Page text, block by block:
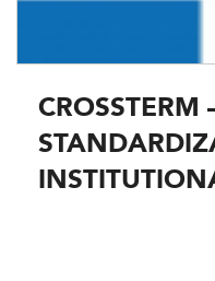
CROSSTERM